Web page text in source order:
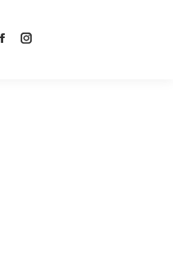
FacebookInstagram